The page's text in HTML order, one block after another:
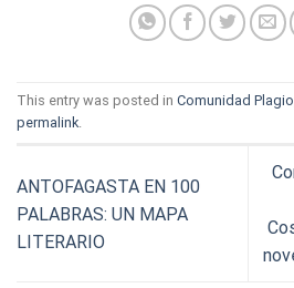
This entry was posted in Comunidad Plagio
permalink.
ANTOFAGASTA EN 100
PALABRAS: UN MAPA
LITERARIO